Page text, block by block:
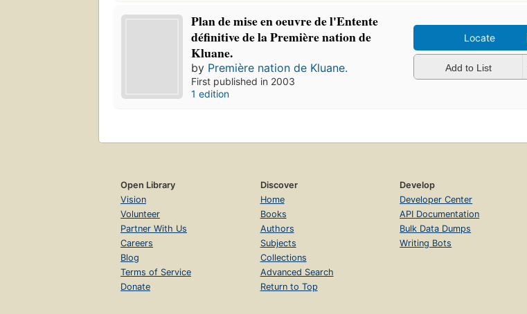
Plan de mise en oeuvre de l'Entente
définitive de la Première nation de
Kluane.
by Première nation de Kluane.
First published in 2003
1 edition
Locate
Add to List
Open Library
Vision
Volunteer
Partner With Us
Careers
Blog
Terms of Service
Donate
Discover
Home
Books
Authors
Subjects
Collections
Advanced Search
Return to Top
Develop
Developer Center
API Documentation
Bulk Data Dumps
Writing Bots